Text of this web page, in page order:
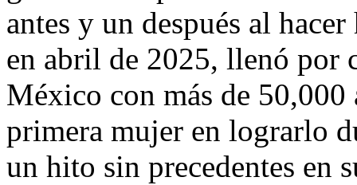
antes y un después al
en abril de 2025, llenó por
México con más de 50,000
primera mujer en lograrlo
un hito sin precedentes en